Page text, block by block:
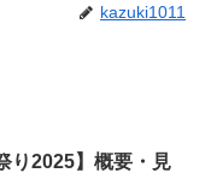
kazuki1011
り2025】概要・見